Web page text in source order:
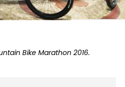
Bike Marathon 2016.